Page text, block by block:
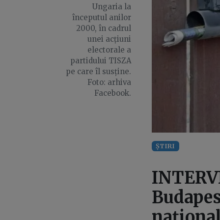
Ungaria la
începutul anilor
2000, în cadrul
unei acțiuni
electorale a
partidului TISZA
pe care îl susține.
Foto: arhiva
Facebook.
ȘTIRI